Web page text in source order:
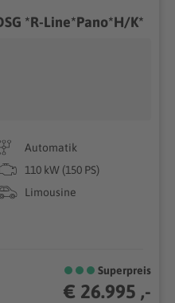
*R-Line*Pano*H/K*
Automatik
110 kW (150 PS)
Limousine
Superpreis
€ 26.995 ,-